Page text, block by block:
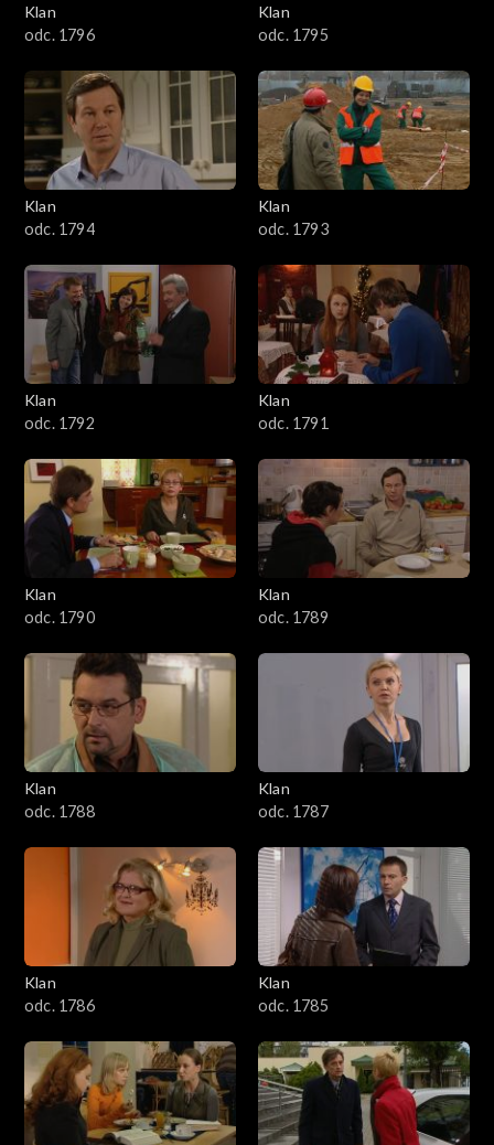
3701–3800
3601–3700
3501–3600
3401–3500
3201–3300
3101–3200
3001–3100
2901–3000
2801–2900
2701–2800
2501–2600
2401–2500
2301–2400
2201–2300
2101–2200
2001–2100
1901–2000
1801–1900
1701–1800
Klan
odc. 1796
Klan
odc. 1795
Klan
odc. 1794
Klan
odc. 1793
Klan
odc. 1792
Klan
odc. 1791
Klan
odc. 1790
Klan
odc. 1789
Klan
odc. 1788
Klan
odc. 1787
Klan
odc. 1786
Klan
odc. 1785